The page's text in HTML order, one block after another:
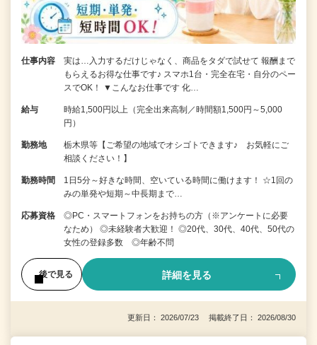
仕事内容
実は…入力するだけじゃなく、商品をタダで試せて 報酬まで
もらえるお得な仕事です♪ スマホ1台・完全在宅・自分のペー
スでOK！ ▼こんなお仕事です 化…
給与
時給1,500円以上（完全出来高制／時間額1,500円～5,000
円）
勤務地
栃木県等【ご希望の地域でオシゴトできます♪ お気軽にご
相談ください！】
勤務時間
1日5分～好きな時間、空いている時間に働けます！ ☆1回の
みの単発や短期～中長期まで…
応募資格
◎PC・スマートフォンをお持ちの方（※アンケートに必要
なため） ◎未経験者大歓迎！ ◎20代、30代、40代、50代の
女性の登録多数 ◎年齢不問
後で見る 詳細を見る
更新日： 2026/07/23 掲載終了日： 2026/08/30